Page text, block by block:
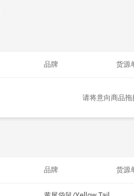
品牌 货源
请将意向商品
品牌 货源